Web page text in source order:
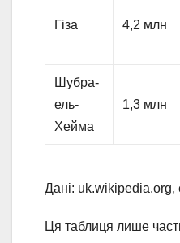
Гіза 4,2 млн
Шубра-
ель-
Хейма
1,3 млн
Дані:
Ця таблиця лише